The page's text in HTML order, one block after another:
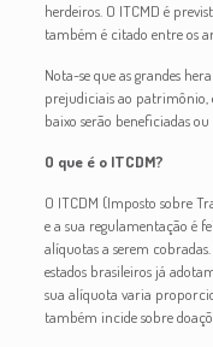
herdeiros. O ITCMD é
também é citado entre os
Nota-se que as grandes
prejudiciais ao
baixo serão beneficiadas
O que é o ITCDM?
O ITCDM (Imposto sobre
e a sua regulamentação é
alíquotas a serem
estados brasileiros já
sua alíquota varia
também incide sobre